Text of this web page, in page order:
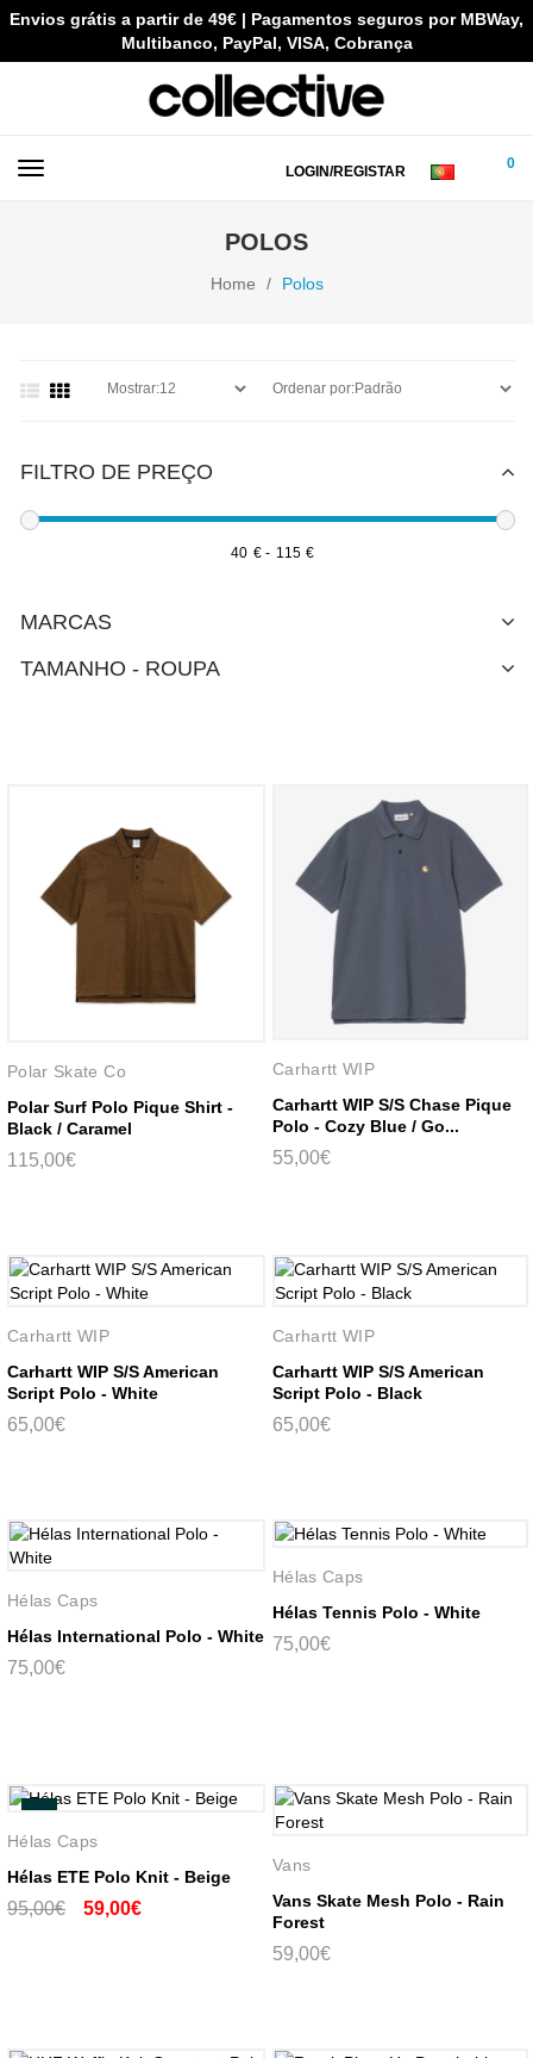
Envios grátis a partir de 49€ | Pagamentos seguros por MBWay,
Multibanco, PayPal, VISA, Cobrança
LOGIN/REGISTAR 0
POLOS
Home Polos
FILTRO DE PREÇO
€ - €
MARCAS
TAMANHO - ROUPA
Polar Skate Co
Polar Surf Polo Pique Shirt -
Black / Caramel
115,00€
Carhartt WIP
Carhartt WIP S/S Chase Pique
Polo - Cozy Blue / Go...
55,00€
Carhartt WIP
Carhartt WIP S/S American
Script Polo - White
65,00€
Carhartt WIP
Carhartt WIP S/S American
Script Polo - Black
65,00€
Hélas Caps
Hélas International Polo - White
75,00€
Hélas Caps
Hélas Tennis Polo - White
75,00€
Hélas Caps
Hélas ETE Polo Knit - Beige
95,00€ 59,00€
Vans
Vans Skate Mesh Polo - Rain
Forest
59,00€